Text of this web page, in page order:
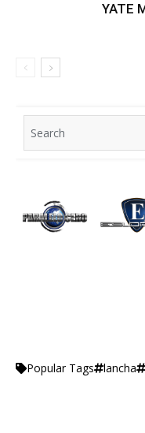
YATE
for:
Popular Tags lancha